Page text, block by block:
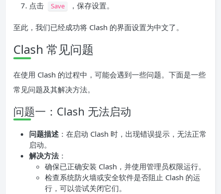
点击
Save ，保存设置。
至此，我们已经成功将 Clash 的界面设置为中文了。
Clash 常见问题
在使用 Clash 的过程中，可能会遇到一些问题。下面是一些
常见问题及其解决方法。
问题一：Clash 无法启动
问题描述 ：在启动 Clash 时，出现错误提示，无法正常
启动。
解决方法：
确保已正确安装 Clash，并使用管理员权限运行。
检查系统防火墙或安全软件是否阻止 Clash 的运
行，可以尝试关闭它们。